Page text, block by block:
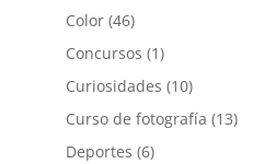
Color(46)
Concursos (1)
Curiosidades (10)
Curso de fotografía (13)
Deportes (6)